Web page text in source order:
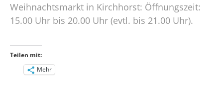
Weihnachtsmarkt in Kirchhorst: Öffnungszeit:
15.00 Uhr bis 20.00 Uhr (evtl. bis 21.00 Uhr).
Teilen mit:
Mehr